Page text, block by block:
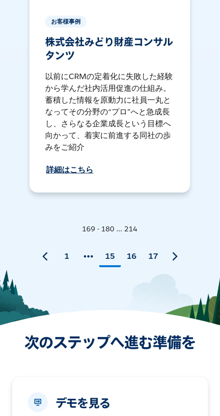
お客様事例
株式会社みどり財産コンサル
タンツ
以前にCRMの定着化に失敗した経験
から学んだ社内活用促進の仕組み。
蓄積した情報を原動力に社員一丸と
なってその分野の“プロ”へと急成長
し、さらなる企業成長という目標へ
向かって、着実に前進する同社の歩
みをご紹介
詳細はこちら
169 - 180 ... 214
1 15 16 17
次のステップへ進む準備を
デモを見る